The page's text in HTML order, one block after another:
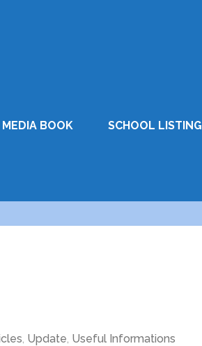
MEDIA BOOK SCHOOL LISTING
, Update, Useful Informations